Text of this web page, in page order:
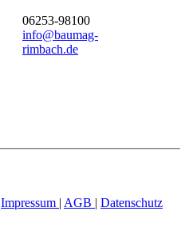
06253-98100
info@baumag-
rimbach.de
Impressum | AGB | Datenschutz